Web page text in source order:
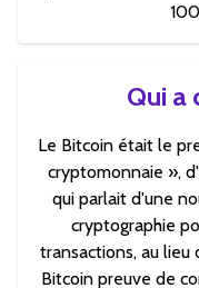
Qui a
Le Bitcoin était le
cryptomonnaie »,
qui parlait d'une
cryptographie
transactions, au
Bitcoin preuve de